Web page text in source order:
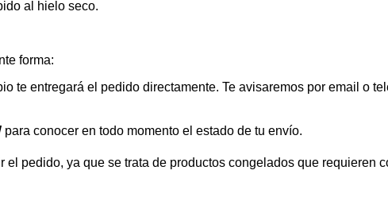
al hielo seco.
forma:
te entregará el pedido directamente. Te avisaremos por email o
para conocer en todo momento el estado de tu envío.
pedido, ya que se trata de productos congelados que requieren